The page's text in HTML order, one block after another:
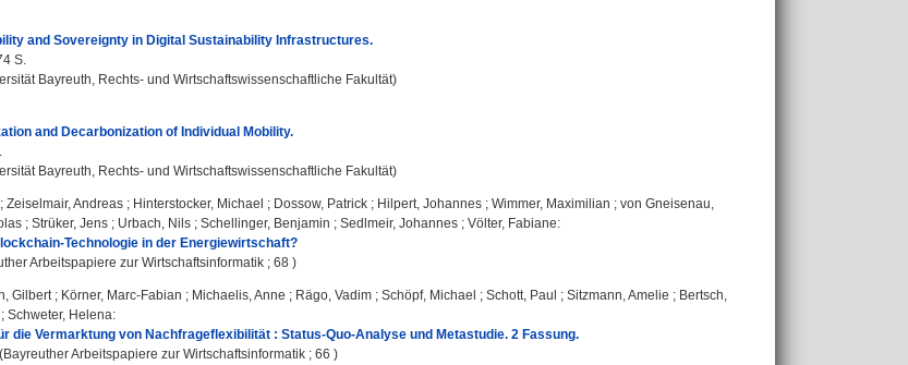
and Sovereignty in Digital Sustainability Infrastructures.
S.
Bayreuth, Rechts- und Wirtschaftswissenschaftliche Fakultät)
and Decarbonization of Individual Mobility.
Bayreuth, Rechts- und Wirtschaftswissenschaftliche Fakultät)
; Zeiselmair, Andreas ; Hinterstocker, Michael ; Dossow, Patrick ; Hilpert, Johannes ; Wimmer, Maximilian ; von Gneisenau,
; Strüker, Jens ; Urbach, Nils ; Schellinger, Benjamin ; Sedlmeir, Johannes ; Völter, Fabiane:
Technologie in der Energiewirtschaft?
Arbeitspapiere zur Wirtschaftsinformatik ; 68 )
Gilbert; Körner, Marc-Fabian ; Michaelis, Anne ; Rägo, Vadim ; Schöpf, Michael ; Schott, Paul ; Sitzmann, Amelie ; Bertsch,
; Schweter, Helena:
die Vermarktung von Nachfrageflexibilität : Status-Quo-Analyse und Metastudie. 2 Fassung.
Arbeitspapiere zur Wirtschaftsinformatik ; 66 )